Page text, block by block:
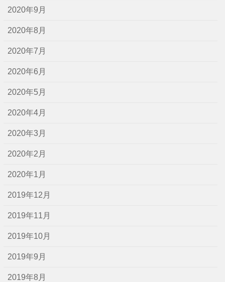
2020年9月
2020年8月
2020年7月
2020年6月
2020年5月
2020年4月
2020年3月
2020年2月
2020年1月
2019年12月
2019年11月
2019年10月
2019年9月
2019年8月